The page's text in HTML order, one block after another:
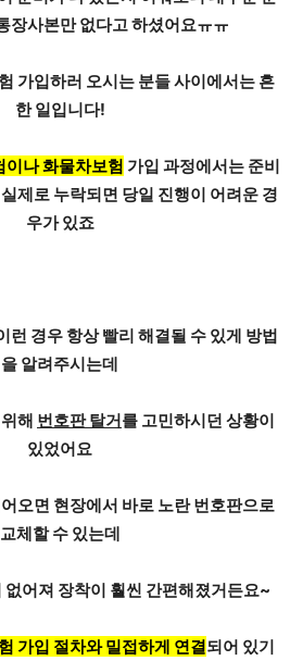
장사본만 없다고 하셨어요ㅠㅠ
가입하러 오시는 분들 사이에서는 흔
한 일입니다!
나 화물차보험 가입 과정에서는 준비
제로 누락되면 당일 진행이 어려운 경
우가 있죠
런 경우 항상빨리 해결될 수 있게 방법
을 알려주시는데
해 번호판 탈거를 고민하시던 상황이
있었어요
오면 현장에서 바로 노란 번호판으로
교체할 수 있는데
없어져 장착이 훨씬 간편해졌거든요~
가입 절차와 밀접하게 연결되어 있기